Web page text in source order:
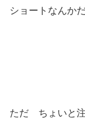
ショートなんか
ただ ちょいと